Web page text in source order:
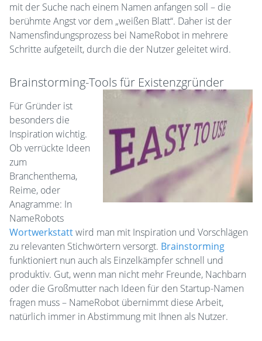
mit der Suche nach einem Namen anfangen soll – die
berühmte Angst vor dem „weißen Blatt“. Daher ist der
Namensfindungsprozess bei NameRobot in mehrere
Schritte aufgeteilt, durch die der Nutzer geleitet wird.
Brainstorming-Tools für Existenzgründer
Für Gründer ist
besonders die
Inspiration wichtig.
Ob verrückte Ideen
zum
Branchenthema,
Reime, oder
Anagramme: In
NameRobots
Wortwerkstattwird man mit Inspiration und Vorschlägen
zu relevanten Stichwörtern versorgt. Brainstorming
funktioniert nun auch als Einzelkämpfer schnell und
produktiv. Gut, wenn man nicht mehr Freunde, Nachbarn
oder die Großmutter nach Ideen für den Startup-Namen
fragen muss – NameRobot übernimmt diese Arbeit,
natürlich immer in Abstimmung mit Ihnen als Nutzer.